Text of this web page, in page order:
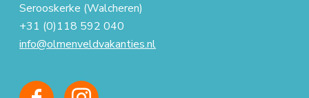
Serooskerke (Walcheren)
+31 (0)118 592 040
info@olmenveldvakanties.nl